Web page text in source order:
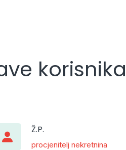
korisnika
Ž.P.
procjenitelj nekretnina